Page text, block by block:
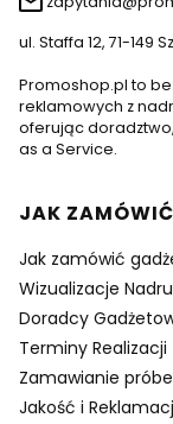
ul. Staffa 12, 71-149
Promoshop.pl to
reklamowych z
oferując
as a Service.
Linki w
JAK
Jak zamówić
Wizualizacje
Doradcy
Terminy Realizacji
Zamawianie
Jakość i